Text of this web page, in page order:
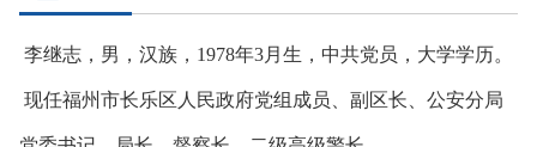
李继志，男，汉族，1978年3月生，中共党员，大学学历。
现任福州市长乐区人民政府党组成员、副区长、公安分局